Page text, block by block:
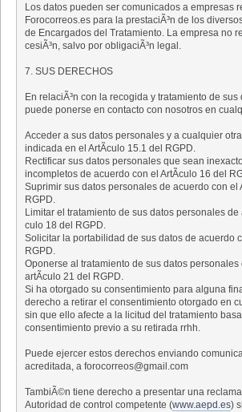
Los datos pueden ser comunicados a empresas
Forocorreos.es para la prestaciÃ³n de los
de Encargados del Tratamiento. La empresa no
cesiÃ³n, salvo por obligaciÃ³n legal.
7. SUS DERECHOS
En relaciÃ³n con la recogida y tratamiento de sus
puede ponerse en contacto con nosotros en
Acceder a sus datos personales y a cualquier
indicada en el ArtÃ­culo 15.1 del RGPD.
Rectificar sus datos personales que sean
incompletos de acuerdo con el ArtÃ­culo 16 del
Suprimir sus datos personales de acuerdo con el
RGPD.
Limitar el tratamiento de sus datos personales
culo 18 del RGPD.
Solicitar la portabilidad de sus datos de acuerdo
RGPD.
Oponerse al tratamiento de sus datos personales
artÃ­culo 21 del RGPD.
Si ha otorgado su consentimiento para alguna
derecho a retirar el consentimiento otorgado en
sin que ello afecte a la licitud del tratamiento
consentimiento previo a su retirada rrhh.
Puede ejercer estos derechos enviando
acreditada, a forocorreos@gmail.com
TambiÃ©n tiene derecho a presentar una
Autoridad de control competente (www.aepd.es)